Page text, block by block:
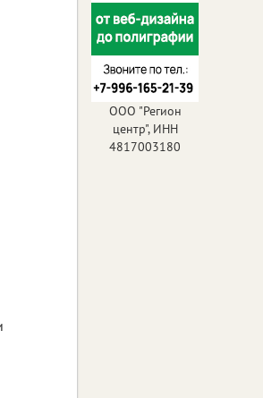
ООО "Регион
центр", ИНН
4817003180